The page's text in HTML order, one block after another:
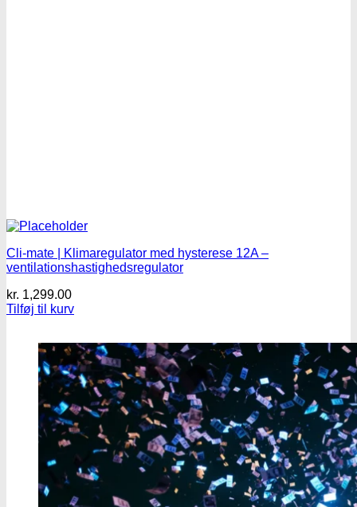
Cli-mate | Klimaregulator med hysterese 12A –
ventilationshastighedsregulator
kr. 1,299.00
Tilføj til kurv